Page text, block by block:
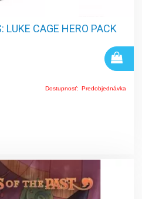
CAGE HERO PACK
Dostupnosť: Predobjednávka